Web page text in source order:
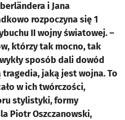
i Jana
rozpoczyna się 1
II wojny światowej. –
którzy tak mocno, tak
sposób dali dowód
jaką jest wojna. To
w ich twórczości,
stylistyki, formy
Piotr Oszczanowski,